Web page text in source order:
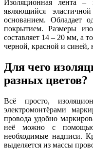
Изоляционная лента –
являющийся
основанием. Обладает
покрытием. Размеры
составляет 14 – 20 мм, а
черной, красной и синей,
Для чего
разных цветов?
Всё просто,
электромонтёрами
провода удобно
неё можно с
необходимые надписи.
выделяется из массы